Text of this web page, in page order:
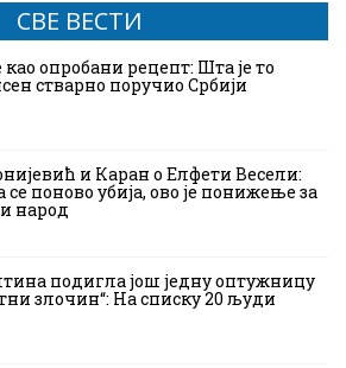
СВЕ ВЕСТИ
као опробани рецепт: Шта је то
стварно поручио Србији
и Каран о Елфети Весели:
поново убија, ово је понижење за
народ
подигла још једну оптужницу
злочин“: На списку 20 људи